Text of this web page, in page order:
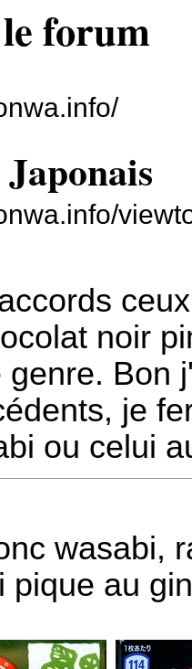
forum
noir
genre. Bon
je
ou celui
wasabi,
pique au